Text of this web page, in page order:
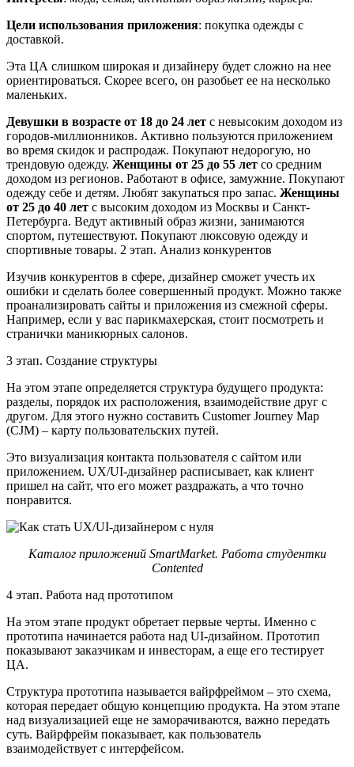
Цели использования приложения: покупка одежды с
доставкой.
Эта ЦА слишком широкая и дизайнеру будет сложно на нее
ориентироваться. Скорее всего, он разобьет ее на несколько
маленьких.
Девушки в возрасте от 18 до 24 лет с невысоким доходом из
городов-миллионников. Активно пользуются приложением
во время скидок и распродаж. Покупают недорогую, но
трендовую одежду. Женщины от 25 до 55 лет со средним
доходом из регионов. Работают в офисе, замужние. Покупают
одежду себе и детям. Любят закупаться про запас. Женщины
от 25 до 40 лет с высоким доходом из Москвы и Санкт-
Петербурга. Ведут активный образ жизни, занимаются
спортом, путешествуют. Покупают люксовую одежду и
спортивные товары. 2 этап. Анализ конкурентов
Изучив конкурентов в сфере, дизайнер сможет учесть их
ошибки и сделать более совершенный продукт. Можно также
проанализировать сайты и приложения из смежной сферы.
Например, если у вас парикмахерская, стоит посмотреть и
странички маникюрных салонов.
3 этап. Создание структуры
На этом этапе определяется структура будущего продукта:
разделы, порядок их расположения, взаимодействие друг с
другом. Для этого нужно составить Customer Journey Map
(CJM) – карту пользовательских путей.
Это визуализация контакта пользователя с сайтом или
приложением. UX/UI-дизайнер расписывает, как клиент
пришел на сайт, что его может раздражать, а что точно
понравится.
Каталог приложений SmartMarket. Работа студентки
Contented
4 этап. Работа над прототипом
На этом этапе продукт обретает первые черты. Именно с
прототипа начинается работа над UI-дизайном. Прототип
показывают заказчикам и инвесторам, а еще его тестирует
ЦА.
Структура прототипа называется вайрфреймом – это схема,
которая передает общую концепцию продукта. На этом этапе
над визуализацией еще не заморачиваются, важно передать
суть. Вайрфрейм показывает, как пользователь
взаимодействует с интерфейсом.